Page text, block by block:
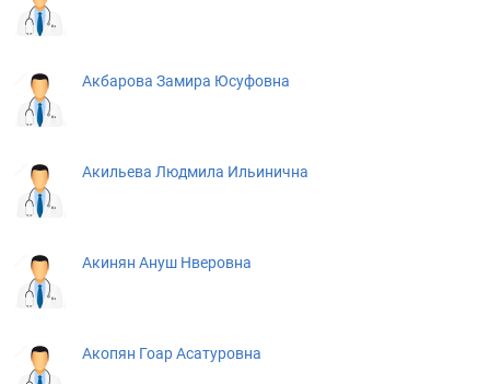
Акбарова Замира Юсуфовна
Акильева Людмила Ильинична
Акинян Ануш Нверовна
Акопян Гоар Асатуровна